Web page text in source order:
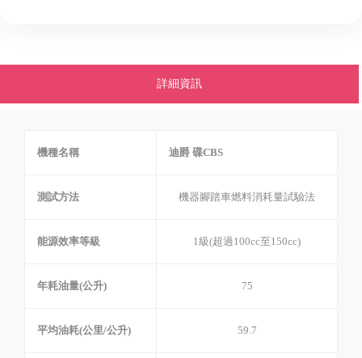
詳細資訊
機種名稱 迪爵 碟CBS
測試方法 機器腳踏車燃料消耗量試驗法
能源效率等級 1級(超過100cc至150cc)
年耗油量(公升) 75
平均油耗(公里/公升) 59.7